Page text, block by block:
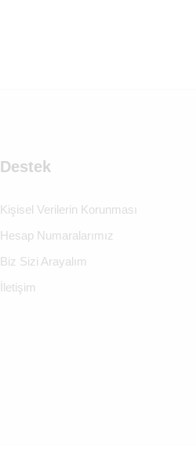
Destek
Kişisel Verilerin Korunması
Hesap Numaralarımız
Biz Sizi Arayalım
İletişim